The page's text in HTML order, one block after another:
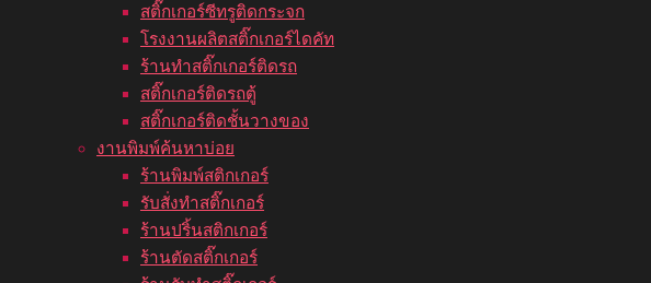
สติ๊กเกอร์ซีทรูติดกระจก
โรงงานผลิตสติ๊กเกอร์ไดคัท
ร้านทำสติ๊กเกอร์ติดรถ
สติ๊กเกอร์ติดรถตู้
สติ๊กเกอร์ติดชั้นวางของ
งานพิมพ์ค้นหาบ่อย
ร้านพิมพ์สติกเกอร์
รับสั่งทำสติ๊กเกอร์
ร้านปริ้นสติกเกอร์
ร้านตัดสติ๊กเกอร์